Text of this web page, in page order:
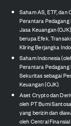
Saham AS, ETF, dan
Perantara Pedagang
Jasa Keuangan
berupa Efek.
Kliring Berjangka
Saham Indonesia
Perantara Pedagang
Sekuritas sebagai
Keuangan (OJK).
Aset Crypto dan
oleh PT Bumi
yang berizin dan
oleh Central